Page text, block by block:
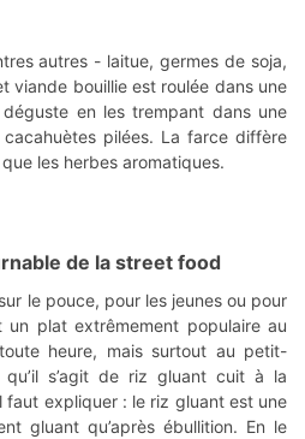
autres - laitue, germes de soja,
viande bouillie est roulée dans une
en les trempant dans une
pilées. La farce diffère
les herbes aromatiques.
de la street food
le pouce, pour les jeunes ou pour
plat extrêmement populaire au
heure, mais surtout au petit-
s’agit de riz gluant cuit à la
faut expliquer : le riz gluant est une
gluant qu’après ébullition. En le